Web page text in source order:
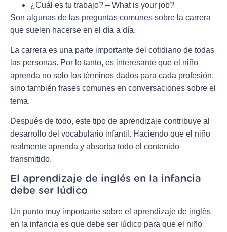
¿Cuál es tu trabajo? – What is your job?
Son algunas de las preguntas comunes sobre la carrera
que suelen hacerse en el día a día.
La carrera es una parte importante del cotidiano de todas
las personas. Por lo tanto, es interesante que el niño
aprenda no solo los términos dados para cada profesión,
sino también frases comunes en conversaciones sobre el
tema.
Después de todo, este tipo de aprendizaje contribuye al
desarrollo del vocabulario infantil. Haciendo que el niño
realmente aprenda y absorba todo el contenido
transmitido.
El aprendizaje de inglés en la infancia
debe ser lúdico
Un punto muy importante sobre el aprendizaje de inglés
en la infancia es que debe ser lúdico para que el niño